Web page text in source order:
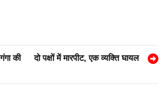
की
दो पक्षों में मारपीट, एक व्यक्ति घायल